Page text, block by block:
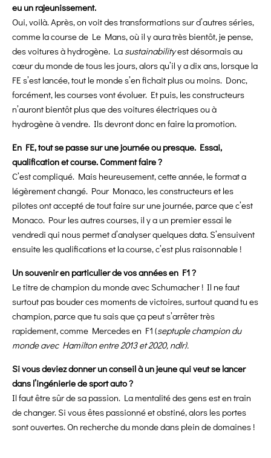
eu un rajeunissement.
Oui, voilà. Après, on voit des transformations sur d’autres séries,
comme la course de Le Mans, où il y aura très bientôt, je pense,
des voitures à hydrogène. La sustainabilityest désormais au
cœur du monde de tous les jours, alors qu’il y a dix ans, lorsque la
FE s’est lancée, tout le monde s’en fichait plus ou moins. Donc,
forcément, les courses vont évoluer. Et puis, les constructeurs
n’auront bientôt plus que des voitures électriques ou à
hydrogène à vendre. Ils devront donc en faire la promotion.
En FE, tout se passe sur une journée ou presque. Essai,
qualification et course. Comment faire ?
C’est compliqué. Mais heureusement, cette année, le format a
légèrement changé. Pour Monaco, les constructeurs et les
pilotes ont accepté de tout faire sur une journée, parce que c’est
Monaco. Pour les autres courses, il y a un premier essai le
vendredi qui nous permet d’analyser quelques data. S’ensuivent
ensuite les qualifications et la course, c’est plus raisonnable !
Un souvenir en particulier de vos années en F1 ?
Le titre de champion du monde avec Schumacher ! Il ne faut
surtout pas bouder ces moments de victoires, surtout quand tu es
champion, parce que tu sais que ça peut s’arrêter très
rapidement, comme Mercedes en F1 (septuple champion du
monde avec Hamilton entre 2013 et 2020, ndlr).
Si vous deviez donner un conseil à un jeune qui veut se lancer
dans l’ingénierie de sport auto ?
Il faut être sûr de sa passion. La mentalité des gens est en train
de changer. Si vous êtes passionné et obstiné, alors les portes
sont ouvertes. On recherche du monde dans plein de domaines !